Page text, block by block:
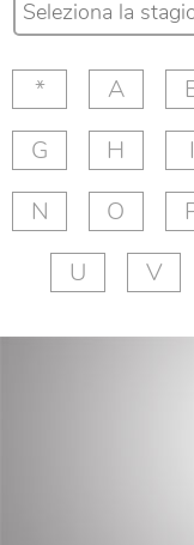
* A
G
H I
N
O
U
V